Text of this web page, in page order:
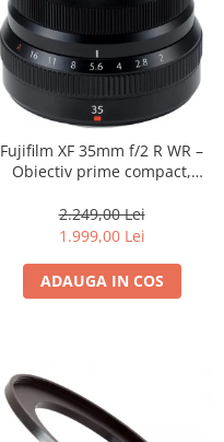
Fujifilm XF 35mm f/2 R WR –
Obiectiv prime compact,
intemperii pentru fotografie
de zi cu zi
2.249,00 Lei
1.999,00 Lei
ADAUGA IN COS